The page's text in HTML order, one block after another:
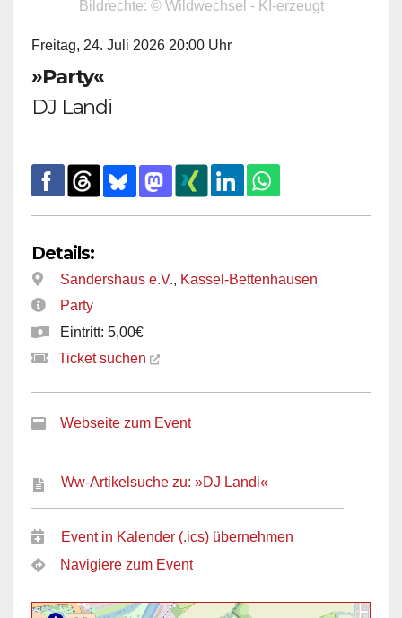
Bildrechte: © Wildwechsel - KI-erzeugt
Freitag, 24. Juli 2026 20:00 Uhr
»Party«
DJ Landi
Details:
Sandershaus e.V., Kassel-Bettenhausen
Party
Eintritt: 5,00€
Ticket suchen
Webseite zum Event
Ww-Artikelsuche zu: »DJ Landi«
Event in Kalender (.ics) übernehmen
Navigiere zum Event